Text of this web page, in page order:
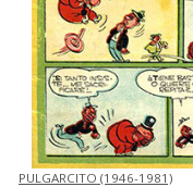
PULGARCITO (1946-1981)